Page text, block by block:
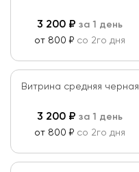
3 200 ₽ за 1 день
от 800 ₽ со 2го дня
Витрина средняя черная
3 200 ₽ за 1 день
от 800 ₽ со 2го дня